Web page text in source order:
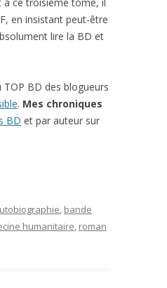
en insistant peut-être
lire la BD et
BD des blogueurs
. Mes chroniques
BD et par auteur sur
, bande
humanitaire, roman